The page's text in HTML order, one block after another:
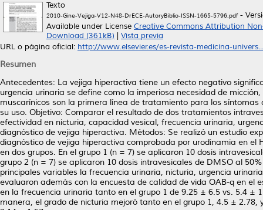
Texto
2010-Gine-Vejiga-V12-N48-DrECE-AutoryBiblio-ISSN-1665-5796.pdf-
Available under License Creative Commons Attribution
Download (361kB)
Vista previa
URL o página oficial: http://www.elsevier.es/es-revista-medicina-univers...
Resumen
Antecedentes: La vejiga hiperactiva tiene un efecto negativo
urgencia urinaria se define como la imperiosa necesidad de
muscarínicos son la primera línea de tratamiento para los
su uso. Objetivo: Comparar el resultado de dos tratamientos
efectividad en nicturia, capacidad vesical, frecuencia urinaria,
diagnóstico de vejiga hiperactiva. Métodos: Se realizó un estudio
diagnóstico de vejiga hiperactiva comprobada por urodinamia en el
en dos grupos. En el grupo 1 (n = 7) se aplicaron 10 dosis
grupo 2 (n = 7) se aplicaron 10 dosis intravesicales de DMSO al
principales variables la frecuencia urinaria, nicturia, urgencia
evaluaron además con la encuesta de calidad de vida OAB-q en el
en la frecuencia urinaria tanto en el grupo 1 de 9.25 ± 6.5 vs. 5.4 ±
manera, el grado de nicturia mejoró tanto en el grupo 1, 4.5 ±